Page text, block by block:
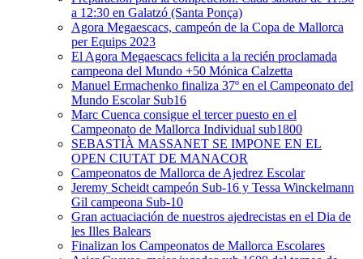
a 12:30 en Galatzó (Santa Ponça)
Agora Megaescacs, campeón de la Copa de Mallorca
per Equips 2023
El Agora Megaescacs felicita a la recién proclamada
campeona del Mundo +50 Mónica Calzetta
Manuel Ermachenko finaliza 37º en el Campeonato del
Mundo Escolar Sub16
Marc Cuenca consigue el tercer puesto en el
Campeonato de Mallorca Individual sub1800
SEBASTIÀ MASSANET SE IMPONE EN EL
OPEN CIUTAT DE MANACOR
Campeonatos de Mallorca de Ajedrez Escolar
Jeremy Scheidt campeón Sub-16 y Tessa Winckelmann
Gil campeona Sub-10
Gran actuaciación de nuestros ajedrecistas en el Dia de
les Illes Balears
Finalizan los Campeonatos de Mallorca Escolares